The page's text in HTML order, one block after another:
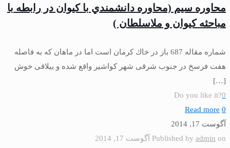
محاوره سيم (محاوره دانشمندي با كيوان در رابطه با
مباحثه كيوان و ملاسلطان )
شماره مقاله 687 باز در خاك كرمان است اما در ماهان كه به فاصله
هفت فرسخ در جنوب شرقى شهر كواشير واقع شده و ييلاقى خوش
[…]
Do you like it?0
0
Read more
آگوست 17, 2014
Published by admin on
آگوست 17, 2014